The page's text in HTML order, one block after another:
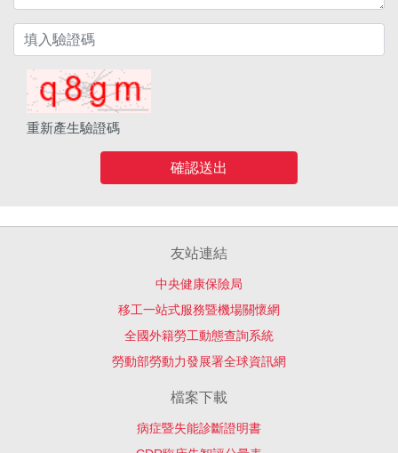
重新產生驗證碼
確認送出
友站連結
中央健康保險局
移工一站式服務暨機場關懷網
全國外籍勞工動態查詢系統
勞動部勞動力發展署全球資訊網
檔案下載
病症暨失能診斷證明書